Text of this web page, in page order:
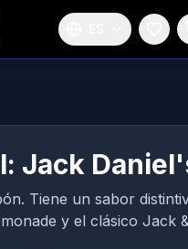
Jack
Tiene un sabor
y el clásico Jack